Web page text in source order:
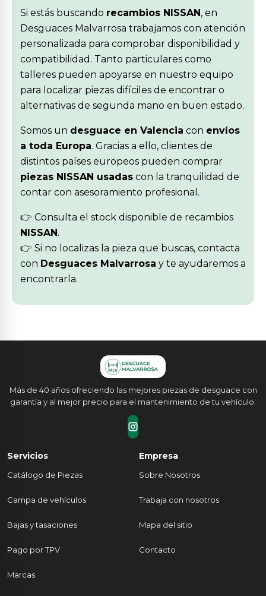
Si estás buscando recambios NISSAN, en
Desguaces Malvarrosa trabajamos con atención
personalizada para comprobar disponibilidad y
compatibilidad. Tanto particulares como
talleres pueden apoyarse en nuestro equipo
para localizar piezas difíciles de encontrar o
alternativas de segunda mano en buen estado.
Somos un desguace en Valencia con envíos
a toda Europa. Gracias a ello, clientes de
distintos países europeos pueden comprar
piezas NISSAN usadas con la tranquilidad de
contar con asesoramiento profesional.
👉 Consulta el stock disponible de recambios
NISSAN.
👉 Si no localizas la pieza que buscas, contacta
con Desguaces Malvarrosa y te ayudaremos a
encontrarla.
Más de 40 años ofreciendo las mejores piezas de desguace con
garantía y al mejor precio para el mantenimiento de tu vehículo.
Servicios
Catálogo de Piezas
Campa de vehículos
Bajas y tasaciones
Pago por TPV
Marcas
Empresa
Sobre Nosotros
Trabaja con nosotros
Mapa del sitio
Contacto